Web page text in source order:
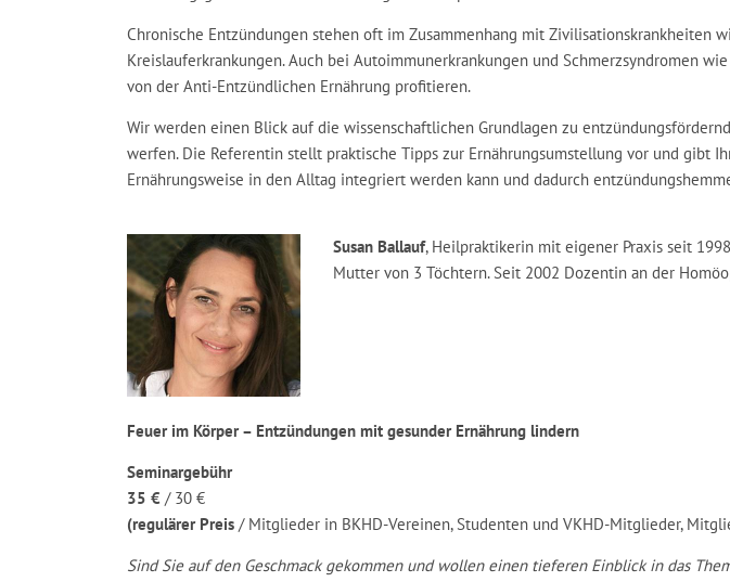
Chronische Entzündungen stehen oft im Zusammenhang mit Zivilisationskrankheiten
Kreislauferkrankungen. Auch bei Autoimmunerkrankungen und Schmerzsyndromen
von der Anti-Entzündlichen Ernährung profitieren.
Wir werden einen Blick auf die wissenschaftlichen Grundlagen zu
werfen. Die Referentin stellt praktische Tipps zur Ernährungsumstellung vor und gibt
Ernährungsweise in den Alltag integriert werden kann und dadurch
Susan Ballauf, Heilpraktikerin mit eigener Praxis seit
Mutter von 3 Töchtern. Seit 2002 Dozentin an der
Feuer im Körper – Entzündungen mit gesunder Ernährung lindern
Seminargebühr
35 € / 30 €
(regulärer Preis / Mitglieder in BKHD-Vereinen, Studenten und VKHD-Mitglieder,
Sind Sie auf den Geschmack gekommen und wollen einen tieferen Einblick in das